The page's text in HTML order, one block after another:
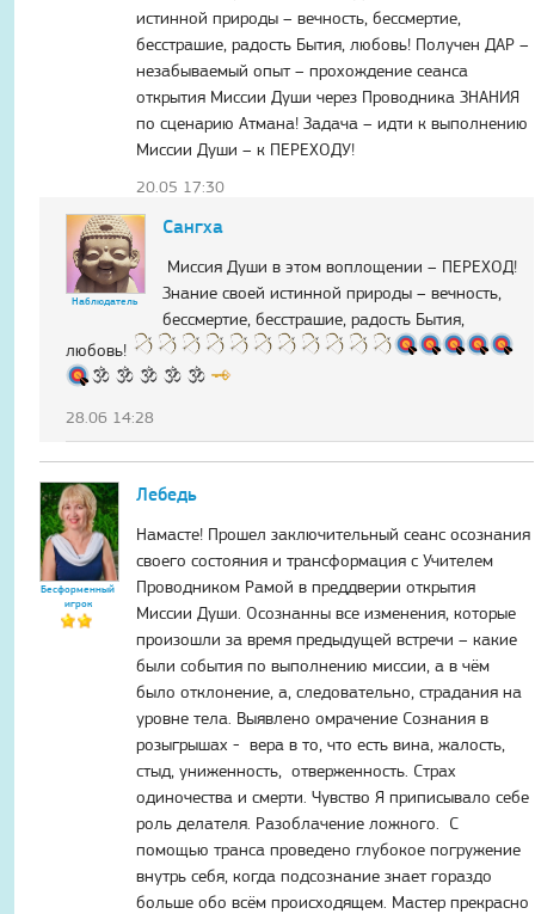
истинной природы – вечность, бессмертие,
бесстрашие, радость Бытия, любовь! Получен ДАР –
незабываемый опыт – прохождение сеанса
открытия Миссии Души через Проводника ЗНАНИЯ
по сценарию Атмана! Задача – идти к выполнению
Миссии Души – к ПЕРЕХОДУ!
20.05 17:30
Наблюдатель
Сангха
Миссия Души в этом воплощении – ПЕРЕХОД!
Знание своей истинной природы – вечность,
бессмертие, бесстрашие, радость Бытия,
любовь!
28.06 14:28
Бесформенный
игрок
Лебедь
Намасте! Прошел заключительный сеанс осознания
своего состояния и трансформация с Учителем
Проводником Рамой в преддверии открытия
Миссии Души. Осознанны все изменения, которые
произошли за время предыдущей встречи – какие
были события по выполнению миссии, а в чём
было отклонение, а, следовательно, страдания на
уровне тела. Выявлено омрачение Сознания в
розыгрышах - вера в то, что есть вина, жалость,
стыд, униженность, отверженность. Страх
одиночества и смерти. Чувство Я приписывало себе
роль делателя. Разоблачение ложного. С
помощью транса проведено глубокое погружение
внутрь себя, когда подсознание знает гораздо
больше обо всём происходящем. Мастер прекрасно